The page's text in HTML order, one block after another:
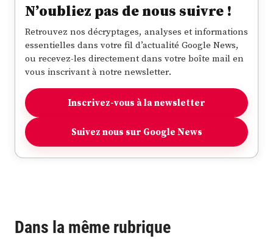
N’oubliez pas de nous suivre !
Retrouvez nos décryptages, analyses et informations
essentielles dans votre fil d’actualité Google News,
ou recevez-les directement dans votre boîte mail en
vous inscrivant à notre newsletter.
Inscrivez-vous à la newsletter
Suivez nous sur Google News
Dans la même rubrique